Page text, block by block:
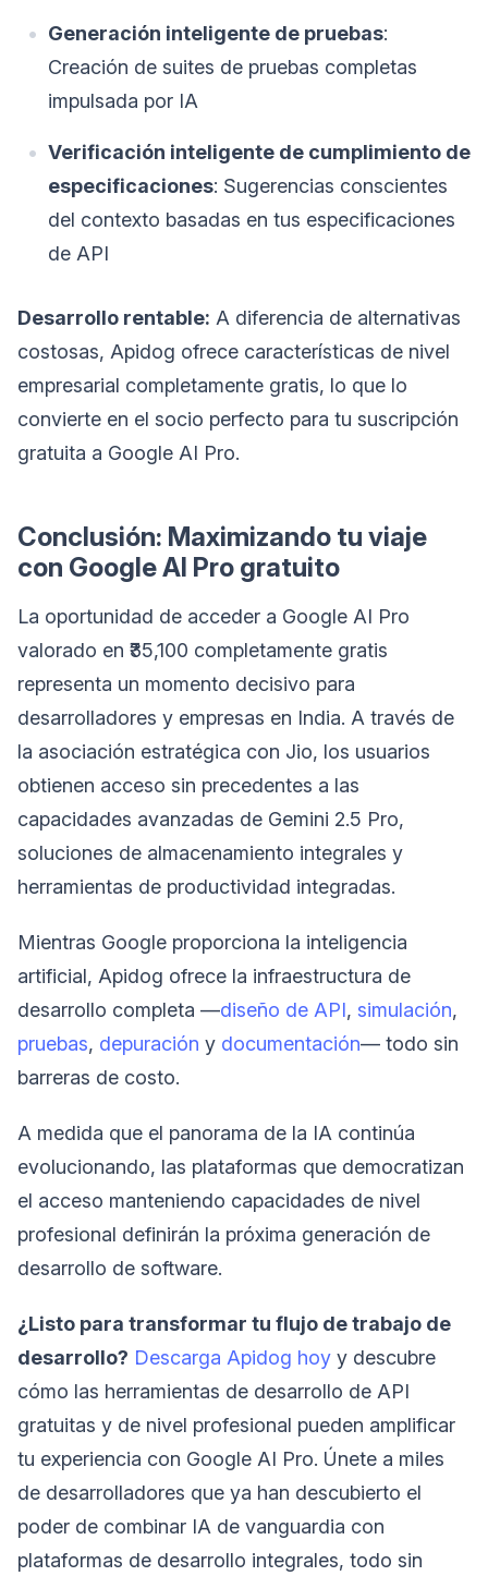
Generación inteligente de pruebas:
Creación de suites de pruebas completas
impulsada por IA
Verificación inteligente de cumplimiento de
especificaciones: Sugerencias conscientes
del contexto basadas en tus especificaciones
de API
Desarrollo rentable: A diferencia de alternativas
costosas, Apidog ofrece características de nivel
empresarial completamente gratis, lo que lo
convierte en el socio perfecto para tu suscripción
gratuita a Google AI Pro.
Conclusión: Maximizando tu viaje
con Google AI Pro gratuito
La oportunidad de acceder a Google AI Pro
valorado en ₹35,100 completamente gratis
representa un momento decisivo para
desarrolladores y empresas en India. A través de
la asociación estratégica con Jio, los usuarios
obtienen acceso sin precedentes a las
capacidades avanzadas de Gemini 2.5 Pro,
soluciones de almacenamiento integrales y
herramientas de productividad integradas.
Mientras Google proporciona la inteligencia
artificial, Apidog ofrece la infraestructura de
desarrollo completa —diseño de API, simulación,
pruebas, depuración y documentación— todo sin
barreras de costo.
A medida que el panorama de la IA continúa
evolucionando, las plataformas que democratizan
el acceso manteniendo capacidades de nivel
profesional definirán la próxima generación de
desarrollo de software.
¿Listo para transformar tu flujo de trabajo de
desarrollo? Descarga Apidog hoy y descubre
cómo las herramientas de desarrollo de API
gratuitas y de nivel profesional pueden amplificar
tu experiencia con Google AI Pro. Únete a miles
de desarrolladores que ya han descubierto el
poder de combinar IA de vanguardia con
plataformas de desarrollo integrales, todo sin